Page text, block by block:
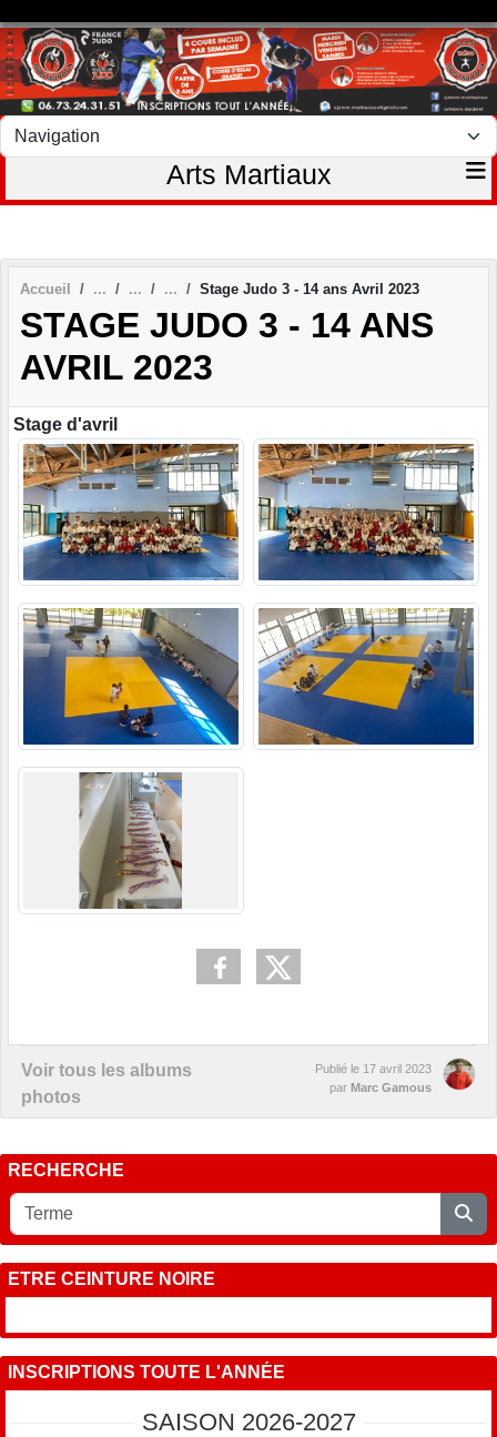
Arts Martiaux
Accueil Stage Judo 3 - 14 ans Avril 2023
STAGE JUDO 3 - 14 ANS
AVRIL 2023
Stage d'avril
Voir tous les albums
photos
Publié le 17 avril 2023
par Marc Gamous
RECHERCHE
ETRE CEINTURE NOIRE
INSCRIPTIONS TOUTE L'ANNÉE
SAISON 2026-2027